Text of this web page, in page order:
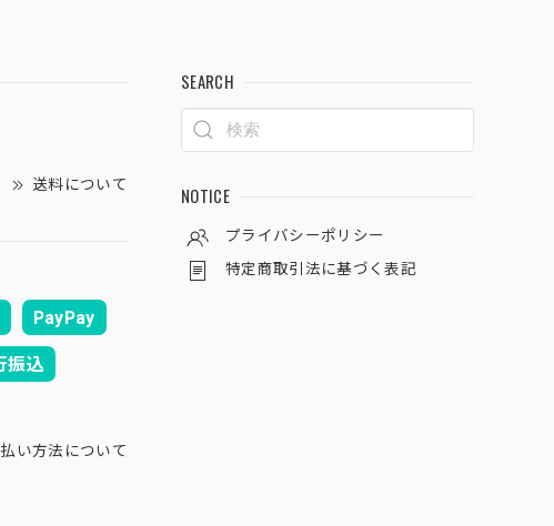
送料について
PayPay
振込
い方法について
SEARCH
NOTICE
プライバシーポリシー
特定商取引法に基づく表記